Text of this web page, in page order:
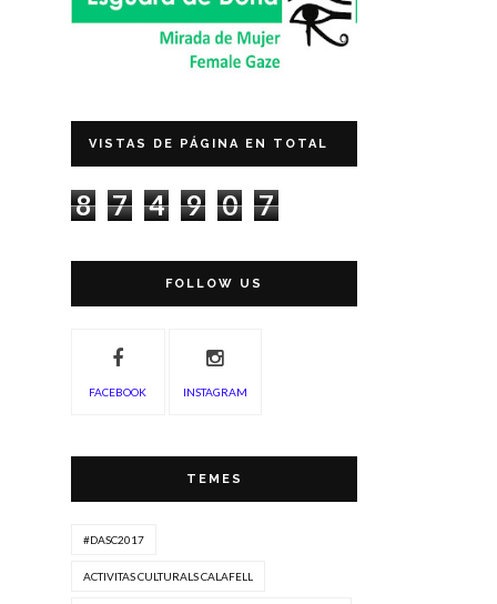
VISTAS DE PÁGINA EN TOTAL
8 7 4 9 0 7
FOLLOW US
FACEBOOK INSTAGRAM
TEMES
#DASC2017
ACTIVITAS CULTURALS CALAFELL